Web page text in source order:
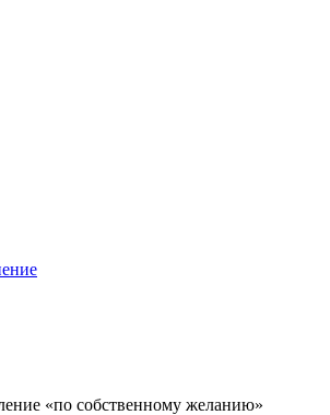
«по собственному желанию»